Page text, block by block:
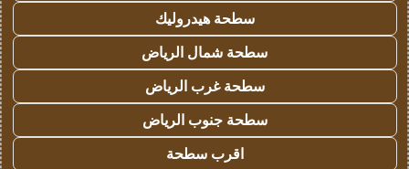
سطحة هيدروليك
سطحة شمال الرياض
سطحة غرب الرياض
سطحة جنوب الرياض
اقرب سطحة